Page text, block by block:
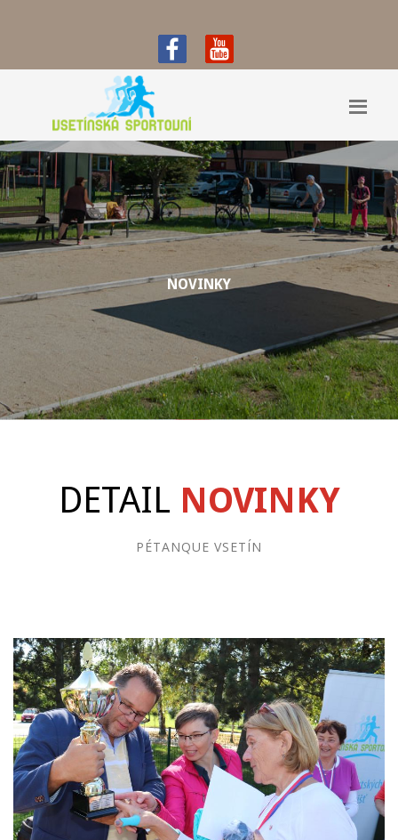
NOVINKY
DETAIL NOVINKY
PÉTANQUE VSETÍN